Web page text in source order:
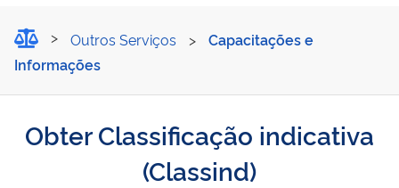
Obter Classificação
Outros Serviços >
Capacitações e
Informações
Obter Classificação indicativa
(Classind)